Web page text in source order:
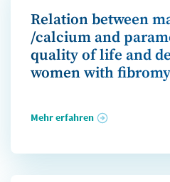
Relation between
/calcium and
quality of life and
women with
Mehr erfahren